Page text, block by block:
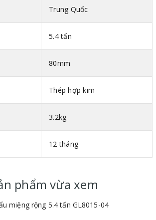
Trung Quốc
5.4 tấn
80mm
Thép hợp kim
3.2kg
12 tháng
phẩm vừa xem
miệng rộng 5.4 tấn GL8015-04